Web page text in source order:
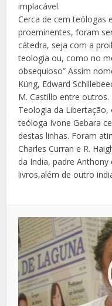
implacável.
Cerca de cem teólogas
proeminentes, foram
cátedra, seja com a
teologia ou, como no
obsequioso” Assim
Küng, Edward
M. Castillo entre
Teologia da Libertação,
teóloga Ivone Gebara
destas linhas. Foram
Charles Curran e R.
da India, padre
livros,além de outro